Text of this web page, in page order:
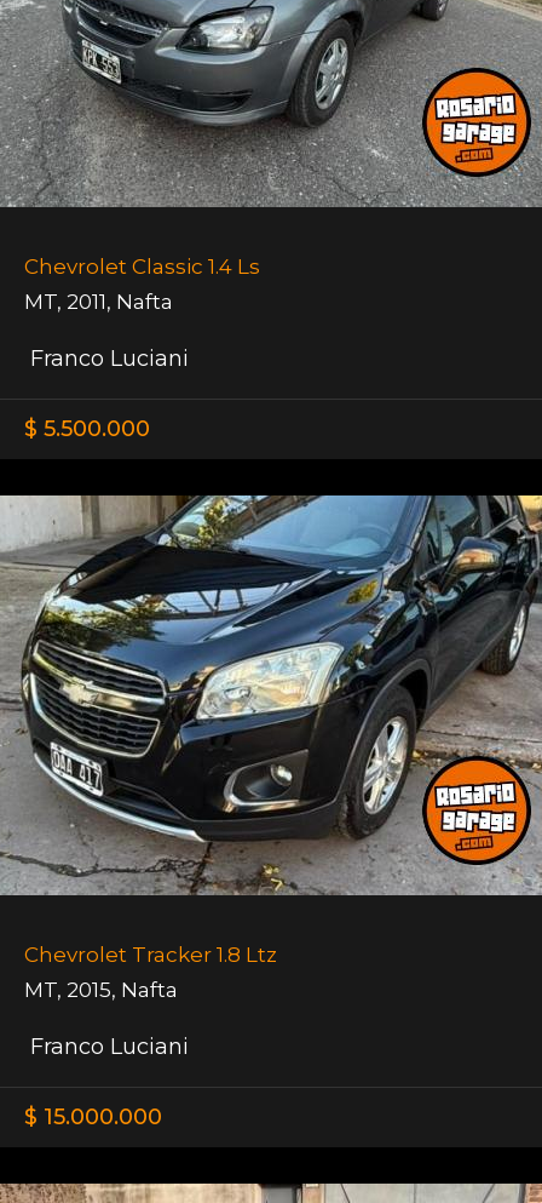
Chevrolet Classic 1.4 Ls
MT, 2011, Nafta
Franco Luciani
$ 5.500.000
Chevrolet Tracker 1.8 Ltz
MT, 2015, Nafta
Franco Luciani
$ 15.000.000